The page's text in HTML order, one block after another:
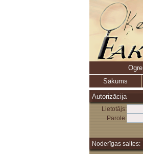
Ogre
Sākums
Autorizācija
Lietotājs:
Parole:
Noderīgas saites: